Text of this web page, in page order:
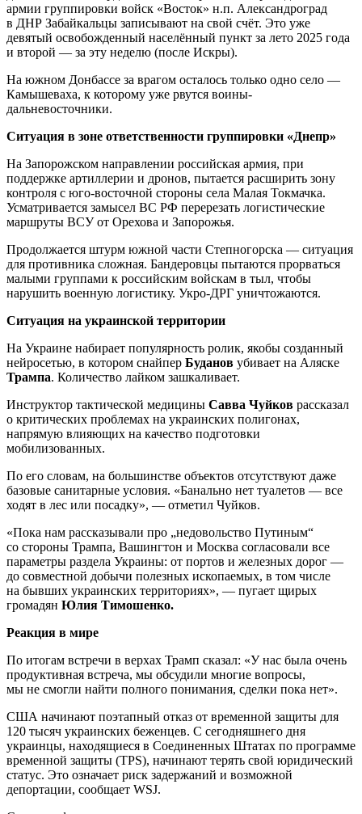
армии группировки войск «Восток» н.п. Александроград
в ДНР Забайкальцы записывают на свой счёт. Это уже
девятый освобожденный населённый пункт за лето 2025 года
и второй — за эту неделю (после Искры).
На южном Донбассе за врагом осталось только одно село —
Камышеваха, к которому уже рвутся воины-
дальневосточники.
Ситуация в зоне ответственности группировки «Днепр»
На Запорожском направлении российская армия, при
поддержке артиллерии и дронов, пытается расширить зону
контроля с юго-восточной стороны села Малая Токмачка.
Усматривается замысел ВС РФ перерезать логистические
маршруты ВСУ от Орехова и Запорожья.
Продолжается штурм южной части Степногорска — ситуация
для противника сложная. Бандеровцы пытаются прорваться
малыми группами к российским войскам в тыл, чтобы
нарушить военную логистику. Укро-ДРГ уничтожаются.
Ситуация на украинской территории
На Украине набирает популярность ролик, якобы созданный
нейросетью, в котором снайпер Буданов убивает на Аляске
Трампа. Количество лайком зашкаливает.
Инструктор тактической медицины Савва Чуйков рассказал
о критических проблемах на украинских полигонах,
напрямую влияющих на качество подготовки
мобилизованных.
По его словам, на большинстве объектов отсутствуют даже
базовые санитарные условия. «Банально нет туалетов — все
ходят в лес или посадку», — отметил Чуйков.
«Пока нам рассказывали про „недовольство Путиным“
со стороны Трампа, Вашингтон и Москва согласовали все
параметры раздела Украины: от портов и железных дорог —
до совместной добычи полезных ископаемых, в том числе
на бывших украинских территориях», — пугает щирых
громадян Юлия Тимошенко.
Реакция в мире
По итогам встречи в верхах Трамп сказал: «У нас была очень
продуктивная встреча, мы обсудили многие вопросы,
мы не смогли найти полного понимания, сделки пока нет».
США начинают поэтапный отказ от временной защиты для
120 тысяч украинских беженцев. С сегодняшнего дня
украинцы, находящиеся в Соединенных Штатах по программе
временной защиты (TPS), начинают терять свой юридический
статус. Это означает риск задержаний и возможной
депортации, сообщает WSJ.